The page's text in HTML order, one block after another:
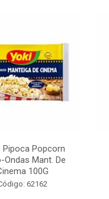
Pipoca Popcorn
Ondas Mant. De
100G
62162